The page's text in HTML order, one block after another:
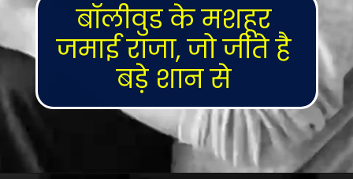
बॉलीवुड के मशहूर
जमाई राजा, जो जीते है
बड़े शान से